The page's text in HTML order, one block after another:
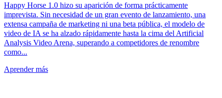
Happy Horse 1.0 hizo su aparición de forma prácticamente
imprevista. Sin necesidad de un gran evento de lanzamiento, una
extensa campaña de marketing ni una beta pública, el modelo de
video de IA se ha alzado rápidamente hasta la cima del Artificial
Analysis Video Arena, superando a competidores de renombre
como...
Aprender más